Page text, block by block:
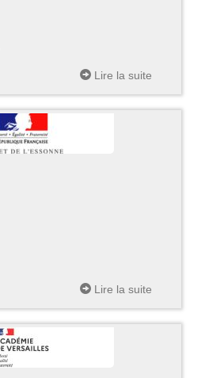
Lire la suite
Lire la suite